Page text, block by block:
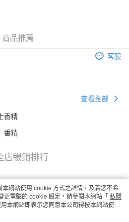
商品推薦
客服
查看全部
香精
香精
店暢銷排行
網站使用 cookie 方式之詳情，及若您不希
更電腦的 cookie 設定，請參閱本網站「 私隱
本網站即表示您同意本公司得按本網站使用